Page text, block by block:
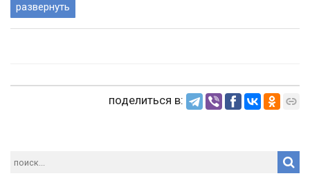
развернуть
поделиться в: